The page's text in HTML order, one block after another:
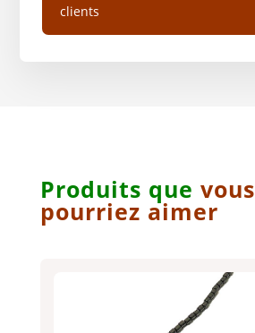
clients
Produits que vous
pourriez aimer